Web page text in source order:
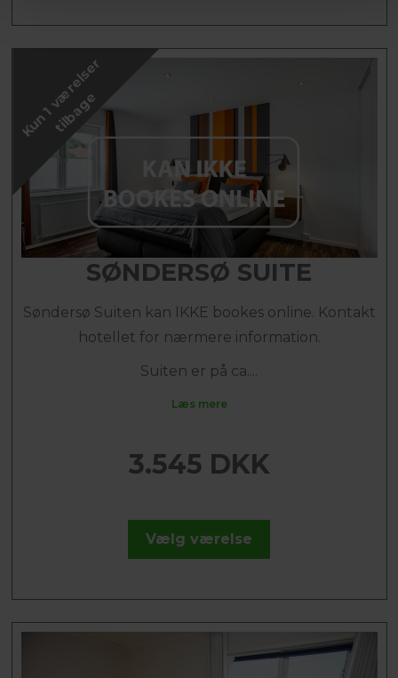
K
u
n
1
v
æ
r
e
l
s
e
r
t
i
l
b
a
g
e
SØNDERSØ SUITE
Søndersø Suiten kan IKKE bookes online. Kontakt
hotellet for nærmere information.
Suiten er på ca....
Læs mere
3.545 DKK
Vælg værelse